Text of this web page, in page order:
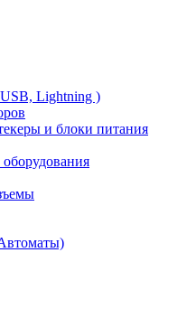
Lightning )
и блоки питания